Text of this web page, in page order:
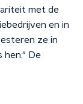
met de
en in
ze in
hen." De